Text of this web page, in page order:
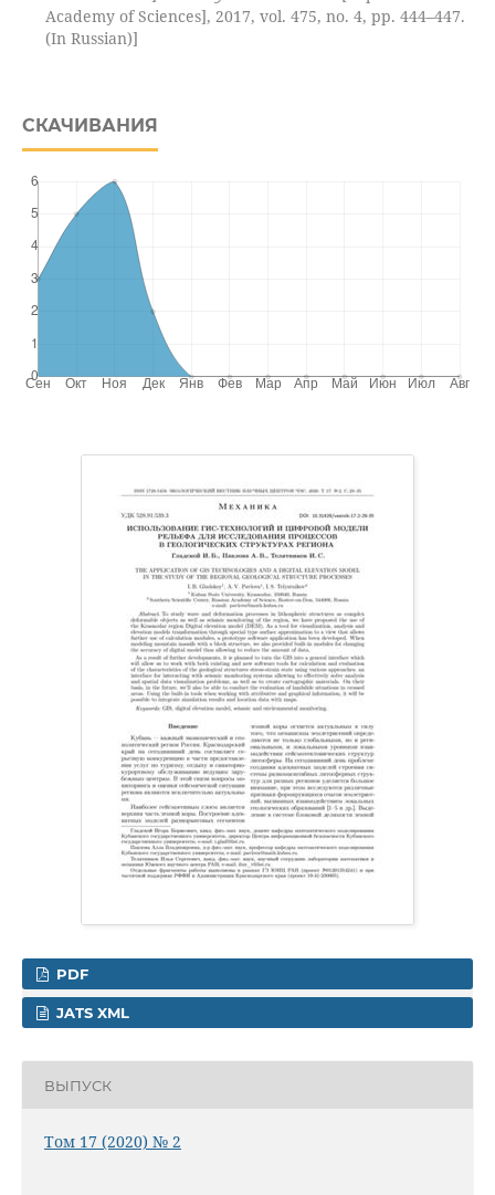
Academy of Sciences], 2017, vol. 475, no. 4, pp. 444–447.
(In Russian)]
СКАЧИВАНИЯ
PDF
JATS XML
ВЫПУСК
Том 17 (2020) № 2